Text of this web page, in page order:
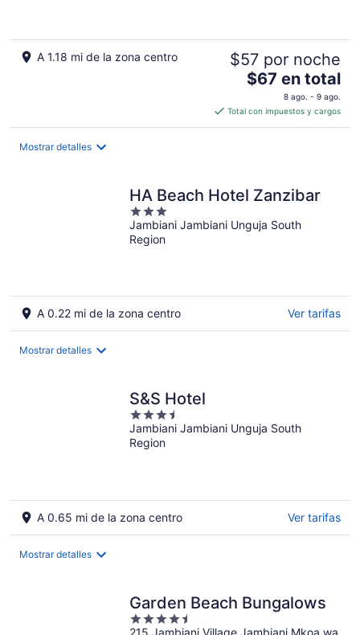
A 1.18 mi de la zona centro $57 por noche
El
es
de
por
noche
$67 en total
8 ago. - 9 ago.
Total con impuestos y cargos
Mostrar detalles
HA Beach Hotel Zanzibar
3
out
of
Jambiani Jambiani Unguja South
Region
A 0.22 mi de la zona centro Ver tarifas
Mostrar detalles
S&S Hotel
3.5
out
of
Jambiani Jambiani Unguja South
Region
A 0.65 mi de la zona centro Ver tarifas
Mostrar detalles
Garden Beach Bungalows
4.5
215 Jambiani Village Jambiani Mkoa wa